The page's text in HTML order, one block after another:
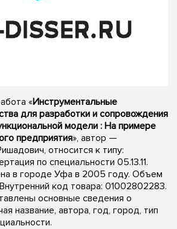
«Инструментальные
для разработки и сопровождения
модели : На примере
предприятия», автор —
относится к типу:
по специальности 05.13.11.
в городе Уфа в 2005 году. Объем
код товара: 01002802283.
основные сведения о
название, автора, год, город, тип